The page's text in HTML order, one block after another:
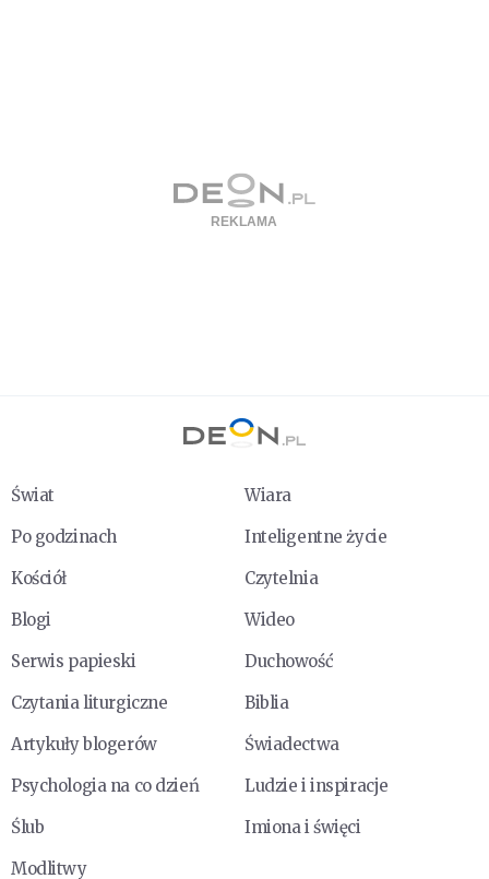
Świat
Wiara
Po godzinach
Inteligentne życie
Kościół
Czytelnia
Blogi
Wideo
Serwis papieski
Duchowość
Czytania liturgiczne
Biblia
Artykuły blogerów
Świadectwa
Psychologia na co dzień
Ludzie i inspiracje
Ślub
Imiona i święci
Modlitwy